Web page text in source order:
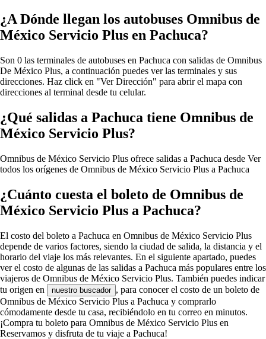
¿A Dónde llegan los autobuses Omnibus de
México Servicio Plus en Pachuca?
Son 0 las terminales de autobuses en Pachuca con salidas de Omnibus
De México Plus, a continuación puedes ver las terminales y sus
direcciones. Haz click en "Ver Dirección" para abrir el mapa con
direcciones al terminal desde tu celular.
¿Qué salidas a Pachuca tiene Omnibus de
México Servicio Plus?
Omnibus de México Servicio Plus ofrece salidas a Pachuca desde Ver
todos los orígenes de Omnibus de México Servicio Plus a Pachuca
¿Cuánto cuesta el boleto de Omnibus de
México Servicio Plus a Pachuca?
El costo del boleto a Pachuca en Omnibus de México Servicio Plus
depende de varios factores, siendo la ciudad de salida, la distancia y el
horario del viaje los más relevantes. En el siguiente apartado, puedes
ver el costo de algunas de las salidas a Pachuca más populares entre los
viajeros de Omnibus de México Servicio Plus. También puedes indicar
tu origen en
nuestro buscador , para conocer el costo de un boleto de
Omnibus de México Servicio Plus a Pachuca y comprarlo
cómodamente desde tu casa, recibiéndolo en tu correo en minutos.
¡Compra tu boleto para Omnibus de México Servicio Plus en
Reservamos y disfruta de tu viaje a Pachuca!